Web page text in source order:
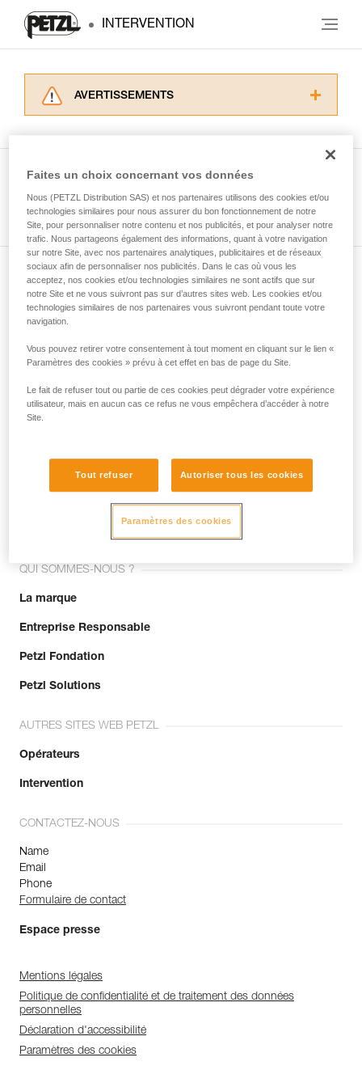
INTERVENTION
AVERTISSEMENTS
informations de la notice technique pour
d’informations.
Maîtriser ces techniques nécessite une
formation et un entraînement spécifique. Validez
avec un professionnel votre capacité à refaire
la manipulation, seul, en toute sécurité, avant
de la reproduire en autonomie.
Nous donnons des exemples de techniques
Voir tous les conseils
Abonnez-vous à la newsletter
et restez connecté à notre actualité
Email *
Rejoignez la communauté !
QUI SOMMES-NOUS ?
La marque
Entreprise Responsable
Petzl Fondation
Petzl Solutions
AUTRES SITES WEB PETZL
Opérateurs
Intervention
CONTACTEZ-NOUS
Name
Email
Phone
Formulaire de contact
Espace presse
Mentions légales
Politique de confidentialité et de traitement des données
personnelles
Déclaration d'accessibilité
Paramètres des cookies
Faites un choix concernant vos données
Nous (PETZL Distribution SAS) et nos partenaires utilisons des cookies et/ou
technologies similaires pour nous assurer du bon fonctionnement de notre
Site, pour personnaliser notre contenu et nos publicités, et pour analyser notre
trafic. Nous partageons également des informations, quant à votre navigation
sur notre Site, avec nos partenaires analytiques, publicitaires et de réseaux
sociaux afin de personnaliser nos publicités. Dans le cas où vous les
acceptez, nos cookies et/ou technologies similaires ne sont actifs que sur
notre Site et ne vous suivront pas sur d’autres sites web. Les cookies et/ou
technologies similaires de nos partenaires vous suivront pendant toute votre
navigation.
Vous pouvez retirer votre consentement à tout moment en cliquant sur le lien «
Paramètres des cookies » prévu à cet effet en bas de page du Site.
Le fait de refuser tout ou partie de ces cookies peut dégrader votre expérience
utilisateur, mais en aucun cas ce refus ne vous empêchera d’accéder à notre
Site.
Tout refuser Autoriser tous les cookies
Paramètres des cookies